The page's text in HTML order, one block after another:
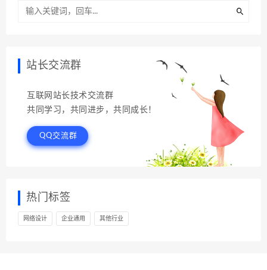
站长交流群
互联网站长技术交流群
共同学习，共同进步，共同成长！
QQ交流群
热门标签
网络设计 企业通用 其他行业